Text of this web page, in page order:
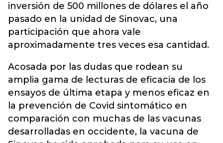
inversión de 500 millones de dólares el año
pasado en la unidad de Sinovac, una
participación que ahora vale
aproximadamente tres veces esa cantidad.
Acosada por las dudas que rodean su
amplia gama de lecturas de eficacia de los
ensayos de última etapa y menos eficaz en
la prevención de Covid sintomático en
comparación con muchas de las vacunas
desarrolladas en occidente, la vacuna de